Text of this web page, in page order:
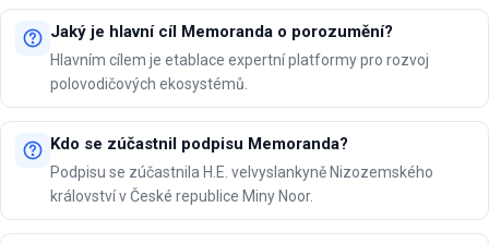
Jaký je hlavní cíl Memoranda o porozumění?
Hlavním cílem je etablace expertní platformy pro rozvoj
polovodičových ekosystémů.
Kdo se zúčastnil podpisu Memoranda?
Podpisu se zúčastnila H.E. velvyslankyně Nizozemského
království v České republice Miny Noor.